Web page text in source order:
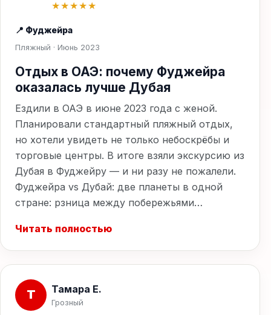
★★★★★
📍 Фуджейра
Пляжный · Июнь 2023
Отдых в ОАЭ: почему Фуджейра
оказалась лучше Дубая
Ездили в ОАЭ в июне 2023 года с женой.
Планировали стандартный пляжный отдых,
но хотели увидеть не только небоскрёбы и
торговые центры. В итоге взяли экскурсию из
Дубая в Фуджейру — и ни разу не пожалели.
Фуджейра vs Дубай: две планеты в одной
стране: рзница между побережьями…
Читать полностью
Т Тамара Е.
Грозный